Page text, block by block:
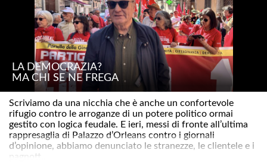
LA DEMOCRAZIA?
MA CHI SE NE FREGA
Scriviamo da una nicchia che è anche un confortevole
rifugio contro le arroganze di un potere politico ormai
gestito con logica feudale. E ieri, messi di fronte all’ultima
rappresaglia di Palazzo d’Orleans contro i giornali
d’opinione, abbiamo denunciato le stranezze, le clientele e i
pagnott..